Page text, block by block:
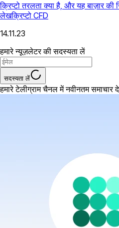
क्रिप्टो तरलता क्या है, और यह बाज़ार की
लेखक्रिप्टो CFD
14.11.23
हमारे न्यूज़लेटर की सदस्यता लें
सदस्यता लें
हमारे टेलीग्राम चैनल में नवीनतम समाचार